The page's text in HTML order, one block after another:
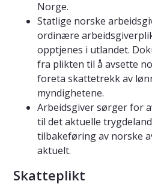
Norge.
Statlige norske
ordinære
opptjenes i utlandet.
fra plikten til å avsette
foreta skattetrekk av
myndighetene.
Arbeidsgiver sørger for
til det aktuelle
tilbakeføring av norske
aktuelt.
Skatteplikt